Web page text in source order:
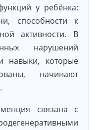
у ребёнка:
способности к
активности. В
нарушений
навыки, которые
начинают
связана с